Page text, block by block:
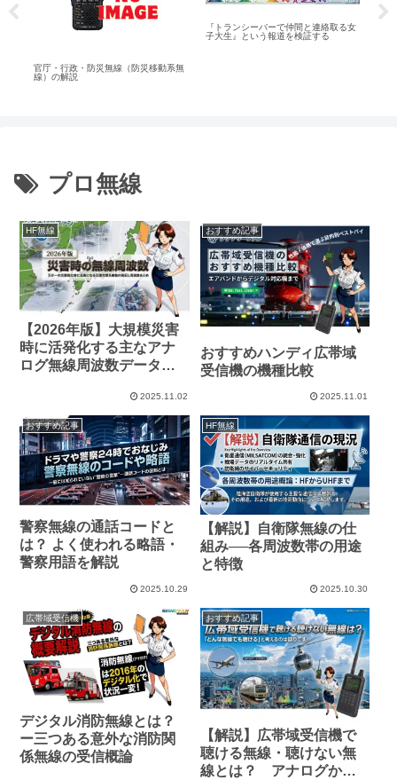
【解説】自衛隊パイロットが使う
【受信解説】HFの航空無線『洋上管
制』とは？IC-R6で聞ける？
プロ無線
HF無線
【2026年版】大規模災害
時に活発化する主なアナ
ログ無線周波数データベ
2025.11.02
おすすめ記事
おすすめハンディ広帯域
受信機の機種比較
2025.11.01
おすすめ記事
警察無線の通話コードと
は？ よく使われる略語・
警察用語を解説
2025.10.29
HF無線
【解説】自衛隊無線の仕
組み──各周波数帯の用途
と特徴
2025.10.30
広帯域受信機
デジタル消防無線とは？
ー三つある意外な消防関
係無線の受信概論
おすすめ記事
【解説】広帯域受信機で
聴ける無線・聴けない無
線とは？ アナログから